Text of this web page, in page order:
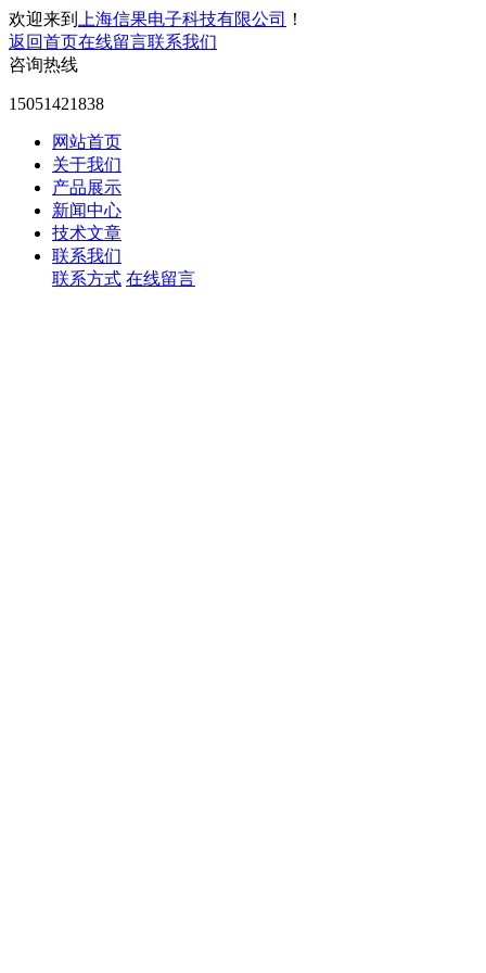
欢迎来到 上海信果电子科技有限公司
！
返回首页在线留言联系我们
咨询热线
15051421838
网站首页
关于我们
产品展示
新闻中心
技术文章
联系我们
联系方式 在线留言